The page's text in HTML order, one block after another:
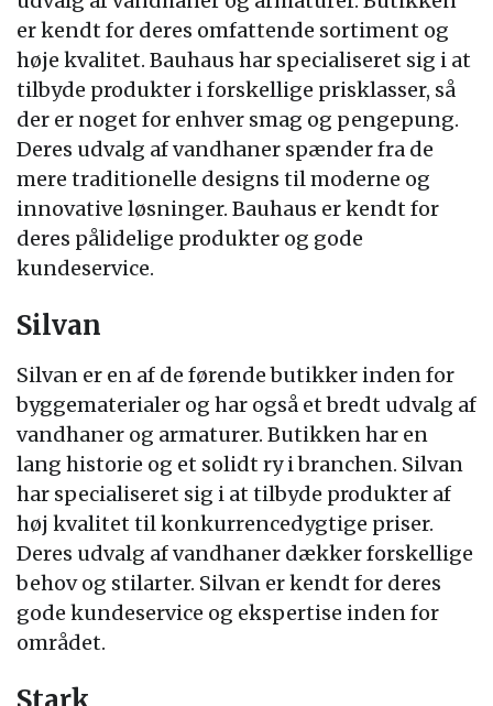
er kendt for deres omfattende sortiment og
høje kvalitet. Bauhaus har specialiseret sig i at
tilbyde produkter i forskellige prisklasser, så
der er noget for enhver smag og pengepung.
Deres udvalg af vandhaner spænder fra de
mere traditionelle designs til moderne og
innovative løsninger. Bauhaus er kendt for
deres pålidelige produkter og gode
kundeservice.
Silvan
Silvan er en af de førende butikker inden for
byggematerialer og har også et bredt udvalg af
vandhaner og armaturer. Butikken har en
lang historie og et solidt ry i branchen. Silvan
har specialiseret sig i at tilbyde produkter af
høj kvalitet til konkurrencedygtige priser.
Deres udvalg af vandhaner dækker forskellige
behov og stilarter. Silvan er kendt for deres
gode kundeservice og ekspertise inden for
området.